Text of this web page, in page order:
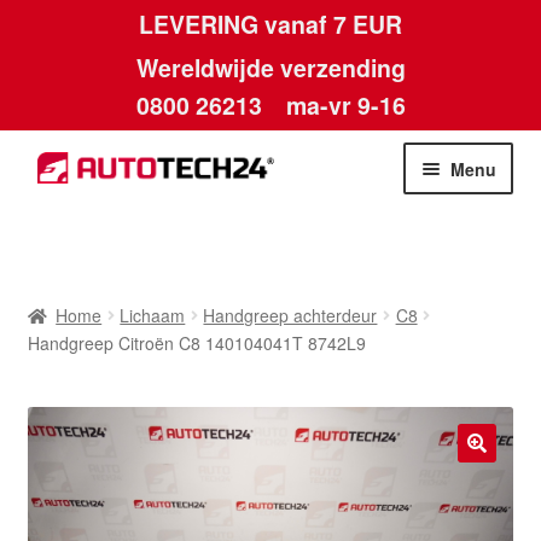
LEVERING vanaf 7 EUR
Wereldwijde verzending
0800 26213 ma-vr 9-16
Skip
to
Skip
to
Menu
Betalingen
Contact
Home Lichaam Handgreep achterdeur
C8
Handgreep Citroën C8 140104041T 8742L9